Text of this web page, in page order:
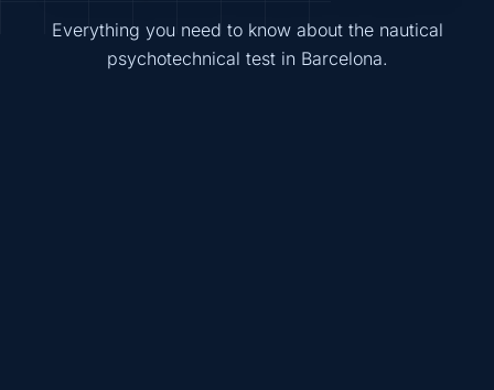
Everything you need to know about the nautical
psychotechnical test in Barcelona.